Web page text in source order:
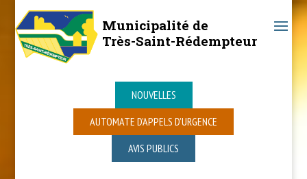
Municipalité de
Très-Saint-Rédempteur
NOUVELLES
AUTOMATE D’APPELS D’URGENCE
AVIS PUBLICS